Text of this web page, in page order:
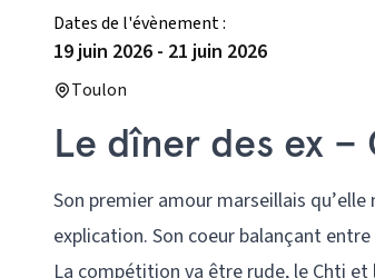
Dates de l'évènement :
19 juin 2026 - 21 juin 2026
Toulon
Le dîner des ex
Son premier amour marseillais
explication. Son coeur balançant
La compétition va être rude, le Chti